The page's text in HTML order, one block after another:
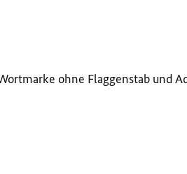
ohne Flaggenstab und